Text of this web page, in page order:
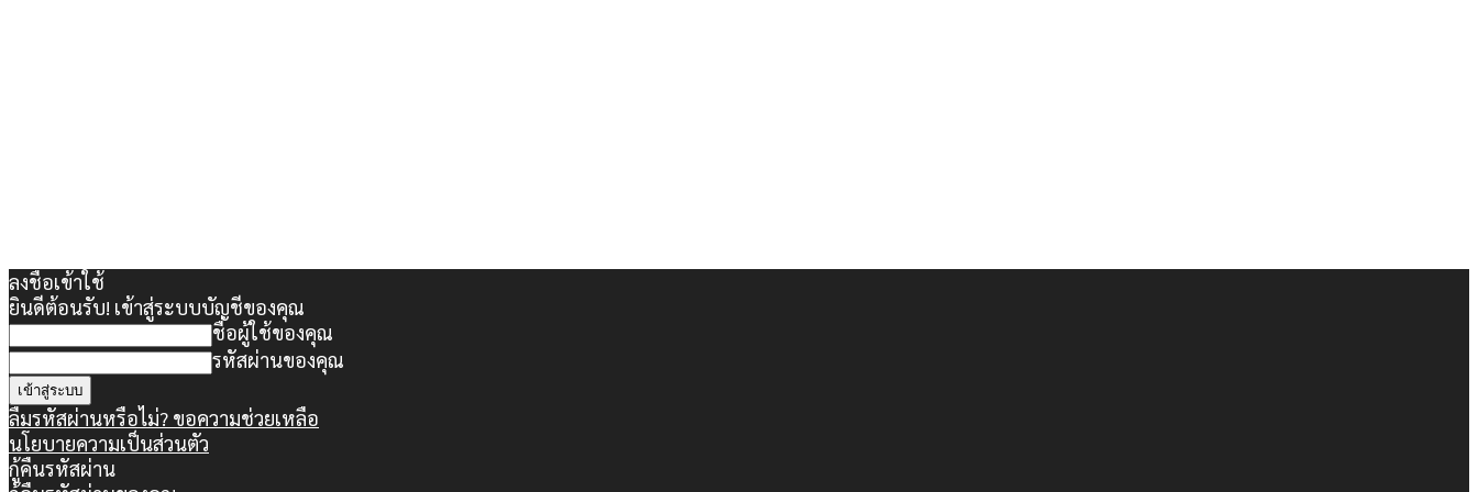
ลงชื่อเข้าใช้
ยินดีต้อนรับ! เข้าสู่ระบบบัญชีของคุณ
ชื่อผู้ใช้ของคุณ
รหัสผ่านของคุณ
ลืมรหัสผ่านหรือไม่? ขอความช่วยเหลือ
นโยบายความเป็นส่วนตัว
กู้คืนรหัสผ่าน